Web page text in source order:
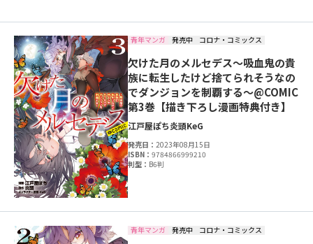
青年マンガ 発売中 コロナ・コミックス
欠けた月のメルセデス～吸血鬼の貴
族に転生したけど捨てられそうなの
でダンジョンを制覇する～@COMIC
第3巻【描き下ろし漫画特典付き】
江戸屋ぽち炎頭KeG
発売日：2023年08月15日
ISBN：9784866999210
判型： B6判
青年マンガ 発売中 コロナ・コミックス